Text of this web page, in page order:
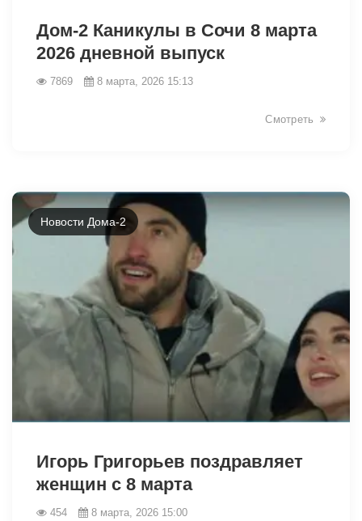
Дом-2 Каникулы в Сочи 8 марта
2026 дневной выпуск
7869 8 марта, 2026 15:13
Смотреть
Новости Дома-2
Игорь Григорьев поздравляет
женщин с 8 марта
454 8 марта, 2026 15:00